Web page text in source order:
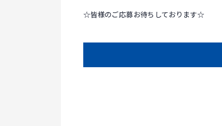
☆皆様のご応募お待ちしております☆